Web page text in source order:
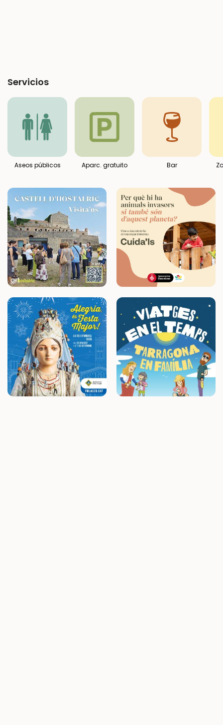
Servicios
Aseos públicos Aparc. gratuito Bar